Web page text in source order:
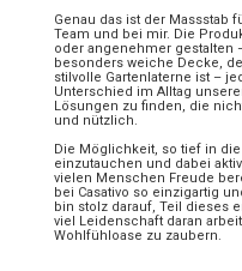
Genau das ist der Massstab
Team und bei mir. Die
oder angenehmer gestalten
besonders weiche Decke,
stilvolle Gartenlaterne ist –
Unterschied im Alltag
Lösungen zu finden, die
und nützlich.
Die Möglichkeit, so tief in
einzutauchen und dabei
vielen Menschen Freude
bei Casativo so einzigartig
bin stolz darauf, Teil dieses
viel Leidenschaft daran
Wohlfühloase zu zaubern.